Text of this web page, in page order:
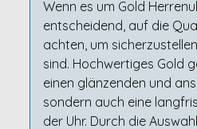
Wenn es um Gold
entscheidend, auf die
achten, um
sind. Hochwertiges Gold
einen glänzenden und
sondern auch eine
der Uhr. Durch die